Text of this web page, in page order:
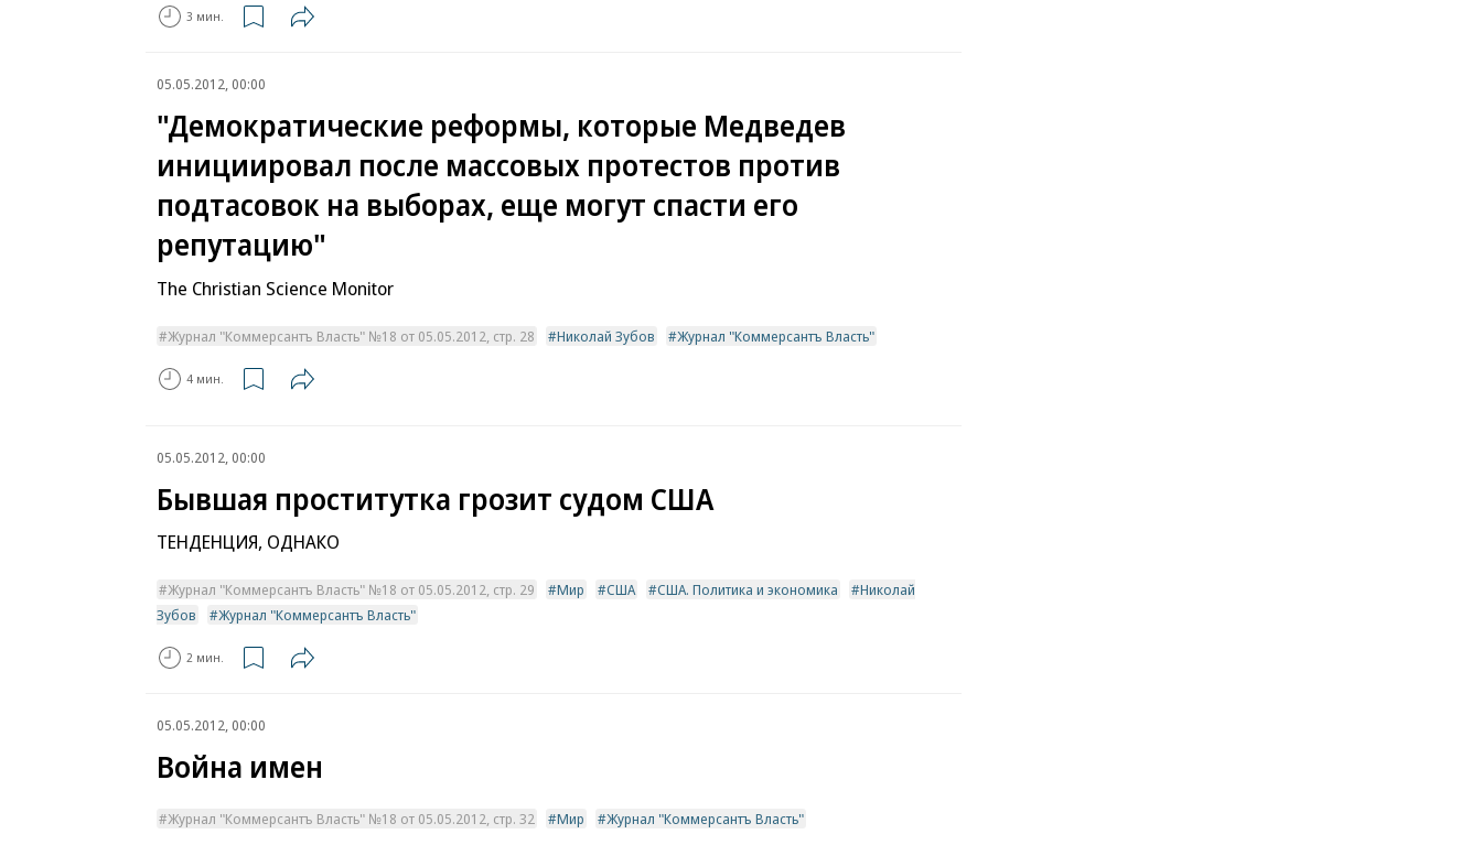
3 мин.
05.05.2012, 00:00
"Демократические реформы, которые Медведев
инициировал после массовых протестов против
подтасовок на выборах, еще могут спасти его
репутацию"
The Christian Science Monitor
Журнал "Коммерсантъ Власть" №18 от 05.05.2012, стр. 28 Николай Зубов Журнал "Коммерсантъ Власть"
4 мин.
05.05.2012, 00:00
Бывшая проститутка грозит судом США
ТЕНДЕНЦИЯ, ОДНАКО
Журнал "Коммерсантъ Власть" №18 от 05.05.2012, стр. 29 Мир США США. Политика и экономика
Николай
Зубов
Журнал "Коммерсантъ Власть"
2 мин.
05.05.2012, 00:00
Война имен
Журнал "Коммерсантъ Власть" №18 от 05.05.2012, стр. 32 Мир Журнал "Коммерсантъ Власть"